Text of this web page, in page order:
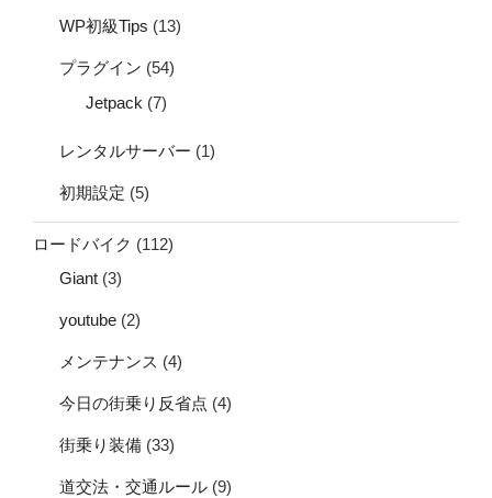
WP初級Tips (13)
プラグイン (54)
Jetpack (7)
レンタルサーバー (1)
初期設定 (5)
ロードバイク (112)
Giant (3)
youtube (2)
メンテナンス (4)
今日の街乗り反省点 (4)
街乗り装備 (33)
道交法・交通ルール (9)